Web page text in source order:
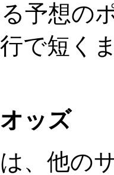
予想の
で短く
ッズ
、他の